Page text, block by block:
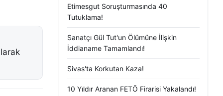
Etimesgut Soruşturmasında 40
Tutuklama!
Sanatçı Gül Tut'un Ölümüne İlişkin
İddianame Tamamlandı!
Sivas'ta Korkutan Kaza!
10 Yıldır Aranan FETÖ Firarisi Yakalandı!